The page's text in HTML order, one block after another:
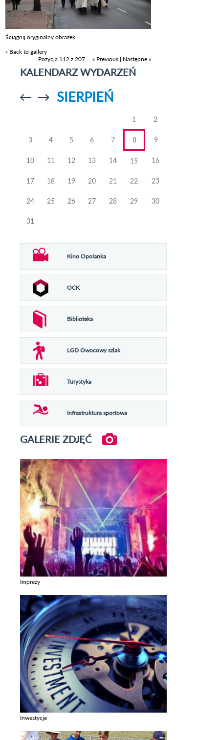
Ściągnij oryginalny obrazek
« Back to gallery
Pozycja 112 z 207
« Previous | Następne »
KALENDARZ WYDARZEŃ
Przejdź doPrzejdź do
SIERPIEŃ
1 2
3 4 5 6 7 8 9
10 11 12 13 14 15 16
17 18 19 20 21 22 23
24 25 26 27 28 29 30
31
Kino Opolanka
OCK
Biblioteka
LGD Owocowy szlak
Turystyka
Infrastruktura sportowa
GALERIE ZDJĘĆ
Imprezy
Inwestycje